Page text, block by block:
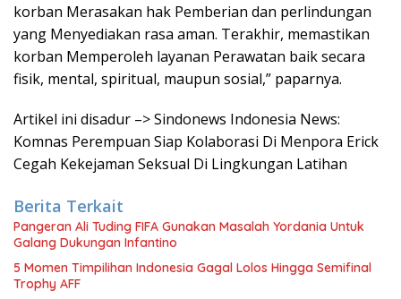
korban Merasakan hak Pemberian dan perlindungan
yang Menyediakan rasa aman. Terakhir, memastikan
korban Memperoleh layanan Perawatan baik secara
fisik, mental, spiritual, maupun sosial,” paparnya.
Artikel ini disadur –> Sindonews Indonesia News:
Komnas Perempuan Siap Kolaborasi Di Menpora Erick
Cegah Kekejaman Seksual Di Lingkungan Latihan
Berita Terkait
Pangeran Ali Tuding FIFA Gunakan Masalah Yordania Untuk
Galang Dukungan Infantino
5 Momen Timpilihan Indonesia Gagal Lolos Hingga Semifinal
Trophy AFF